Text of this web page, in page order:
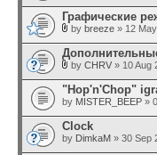
Графические
by breeze » 12
by CHRV » 10 Aug
"Hop'n'Chop"
by MISTER_BEEP »
Сlock
by DimkaM » 30 Sep